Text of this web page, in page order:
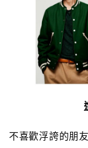
不喜歡浮誇的朋